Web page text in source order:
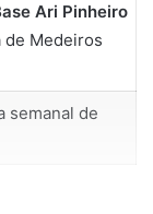
Ari Pinheiro
de Medeiros
semanal de